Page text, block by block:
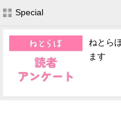
会員記事
メディア
注目記事を集めた総合ペー
ITの今と未来を見通す
Special
ねとら
ます